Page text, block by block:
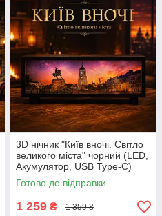
3D нічник "Київ вночі. Світло
великого міста" чорний (LED,
Акумулятор, USB Type-C)
Готово до відправки
1 259 ₴ 1 359 ₴